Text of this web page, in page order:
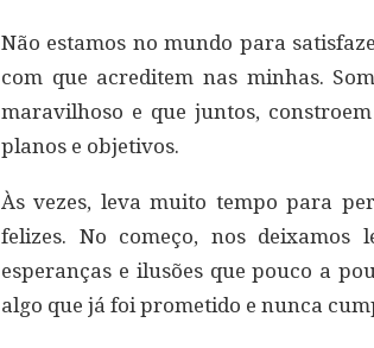
Não estamos no mundo para
com que acreditem nas minhas.
maravilhoso e que juntos,
planos e objetivos.
Às vezes, leva muito tempo para
felizes. No começo, nos
esperanças e ilusões que pouco a
algo que já foi prometido e nunca